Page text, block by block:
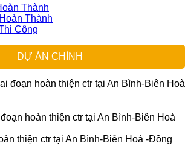
Thành
Thành
Công
DỰ ÁN CHÍNH
hoàn thiện ctr tại An Bình-Biên Hoà